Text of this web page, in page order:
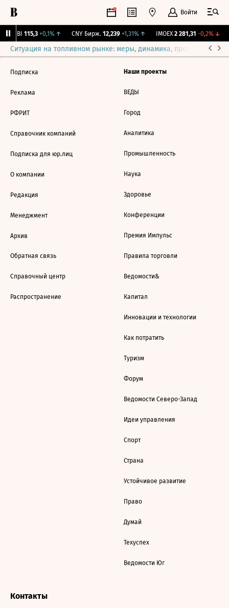
Войти
RGBI 115,3 +0,1%↑ CNY Бирж. 12,239 +1,31%↑ IMOEX 2 281,31 -0,2%↓
Ситуация на топливном рынке: меры, динамика, прогнозы
Подписка
Реклама
РФРИТ
Справочник компаний
Подписка для юр.лиц
О компании
Редакция
Менеджмент
Архив
Обратная связь
Справочный центр
Распространение
Наши проекты
ВЕДЫ
Город
Аналитика
Промышленность
Наука
Здоровье
Конференции
Премия Импульс
Правила торговли
Ведомости&
Капитал
Инновации и технологии
Как потратить
Туризм
Форум
Ведомости Северо-Запад
Идеи управления
Спорт
Страна
Устойчивое развитие
Право
Думай
Техуспех
Ведомости Юг
Контакты